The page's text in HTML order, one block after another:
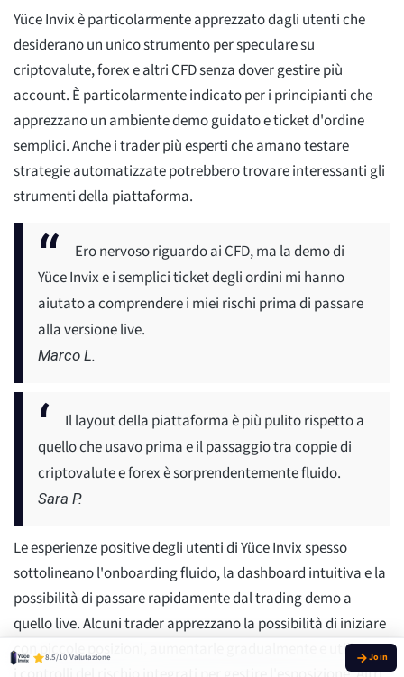
Yüce Invix è particolarmente apprezzato dagli utenti che
desiderano un unico strumento per speculare su
criptovalute, forex e altri CFD senza dover gestire più
account. È particolarmente indicato per i principianti che
apprezzano un ambiente demo guidato e ticket d'ordine
semplici. Anche i trader più esperti che amano testare
strategie automatizzate potrebbero trovare interessanti gli
strumenti della piattaforma.
Ero nervoso riguardo ai CFD, ma la demo di
Yüce Invix e i semplici ticket degli ordini mi hanno
aiutato a comprendere i miei rischi prima di passare
alla versione live.
Marco L.
Il layout della piattaforma è più pulito rispetto a
quello che usavo prima e il passaggio tra coppie di
criptovalute e forex è sorprendentemente fluido.
Sara P.
Le esperienze positive degli utenti di Yüce Invix spesso
sottolineano l'onboarding fluido, la dashboard intuitiva e la
possibilità di passare rapidamente dal trading demo a
quello live. Alcuni trader apprezzano la possibilità di iniziare
con piccole posizioni, aumentarle gradualmente e utilizzare
8.5/10 Valutazione